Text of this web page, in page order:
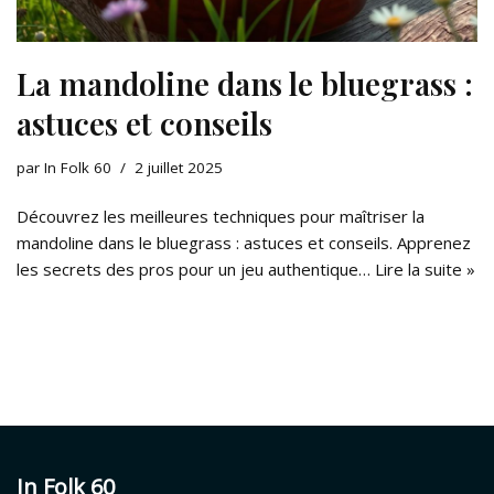
La mandoline dans le bluegrass :
astuces et conseils
par In Folk 60 2 juillet 2025
Découvrez les meilleures techniques pour maîtriser la
mandoline dans le bluegrass : astuces et conseils. Apprenez
les secrets des pros pour un jeu authentique… Lire la suite »
In Folk 60